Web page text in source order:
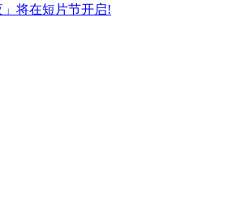
将在短片节开启!